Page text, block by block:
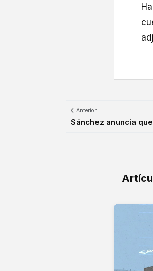
Anterior
Sánchez anuncia